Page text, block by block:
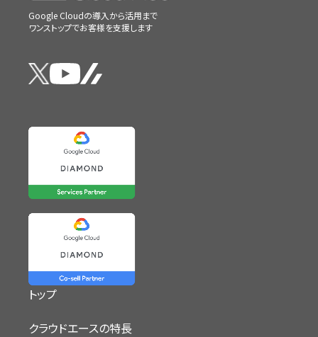
Google Cloudの導入から活用まで
ワンストップでお客様を支援します
トップ
クラウドエースの特長